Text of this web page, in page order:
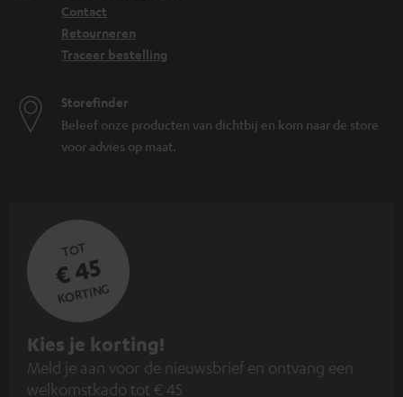
Contact
Retourneren
Traceer bestelling
Storefinder
Beleef onze producten van dichtbij en kom naar de store
voor advies op maat.
TOT
€ 45
KORTING
A
a
Kies je korting!
Meld je aan voor de nieuwsbrief en ontvang een
welkomstkado tot € 45